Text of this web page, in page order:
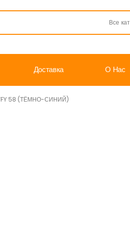
Все
Доставка О Нас
58 (ТЁМНО-СИНИЙ)